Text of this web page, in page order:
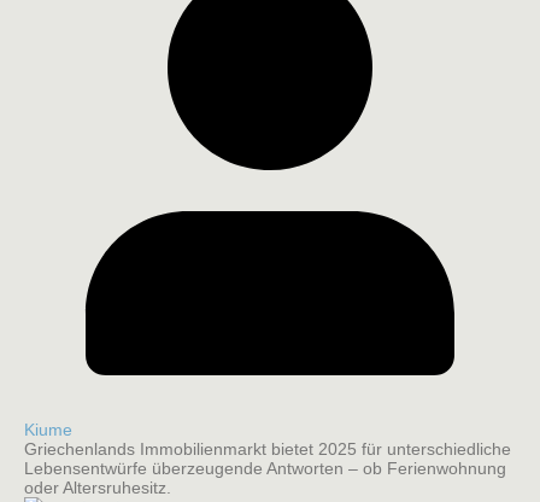
Kiume
Griechenlands Immobilienmarkt bietet 2025 für unterschiedliche
Lebensentwürfe überzeugende Antworten – ob Ferienwohnung
oder Altersruhesitz.